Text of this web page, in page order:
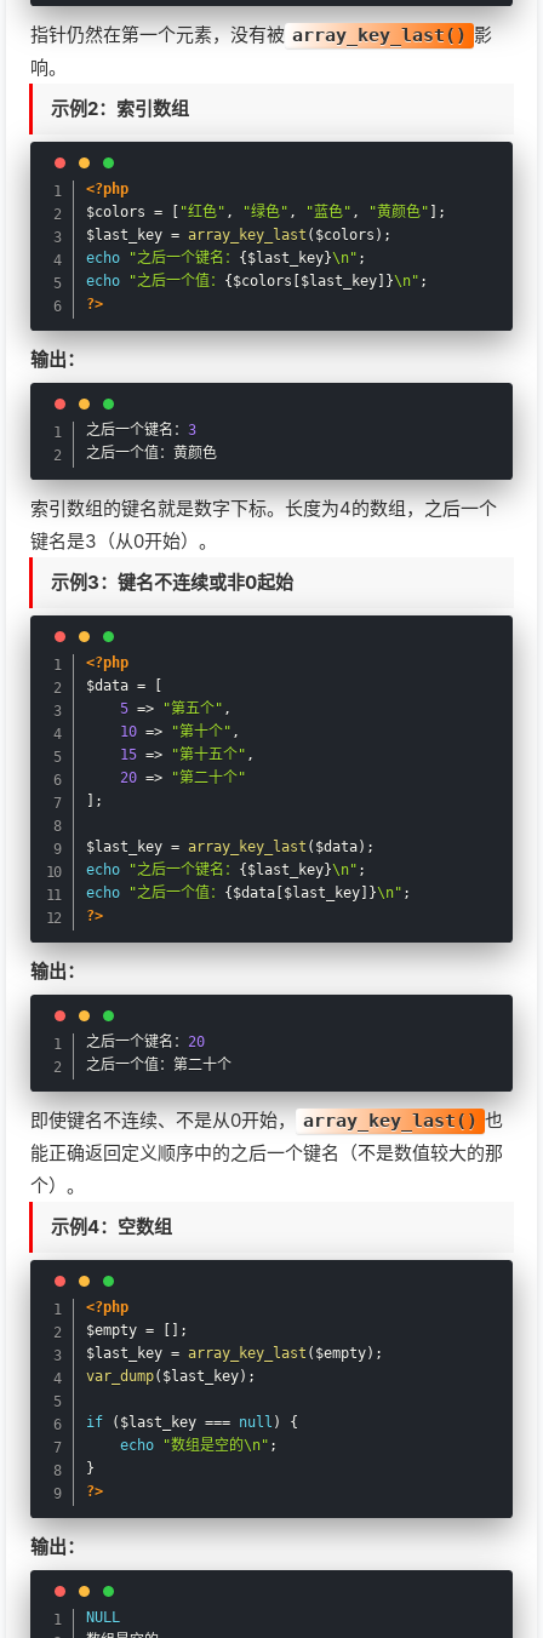
PHP中的array_key_first()：获取数组的第一个键名
PHP中的key()：获取数组当前指针位置的键名
PHP中的array_key_last()：获取数组的最后一个键名
PHP中的array_keys()：获取数组的键名
PHP中的krsort()：按键名降序排序数组
PHP中的ksort()：按键名升序排序数组
指针仍然在第一个元素，没有被 array_key_last() 影
响。
示例2：索引数组
<?php
$colors = "红色" , "绿色" , "蓝色" , "黄颜色"
;
$last_key = array_key_last ( $colors ) ;
echo
"之后一个键名： { $last_key}\n" ;
echo
"之后一个值： { $colors $last_key] }\n" ;
?>
输出：
之后一个键名： 3
之后一个值：黄颜色
索引数组的键名就是数字下标。长度为4的数组，之后一个
键名是3（从0开始）。
示例3：键名不连续或非0起始
<?php
$data =
5 => "第五个" ,
10 => "第十个" ,
15 => "第十五个" ,
20 =>
"第二十个"
;
$last_key = array_key_last ( $data) ;
echo
"之后一个键名： { $last_key}\n" ;
echo
"之后一个值： { $data[ $last_key] }\n" ;
?>
输出：
之后一个键名： 20
之后一个值：第二十个
即使键名不连续、不是从0开始， array_key_last() 也
能正确返回定义顺序中的之后一个键名（不是数值较大的那
个）。
示例4：空数组
<?php
$empty =
;
$last_key = array_key_last ( $empty) ;
var_dump( $last_key) ;
if ( $last_key === null )
{
echo
"数组是空的\n" ;
}
?>
输出：
NULL